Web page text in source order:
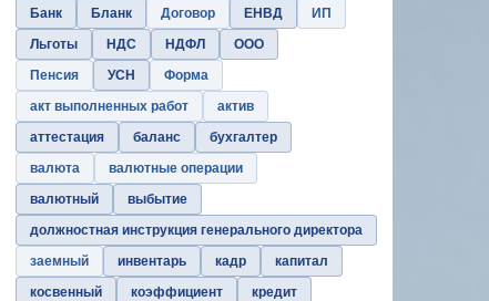
Банк Бланк Договор ЕНВД
ИП
Льготы
НДС НДФЛ
ООО
Пенсия
УСН
Форма
акт выполненных работ
актив
аттестация
баланс
бухгалтер
валюта
валютные операции
валютный
выбытие
должностная инструкция генерального директора
заемный
инвентарь кадр
капитал
косвенный
коэффициент
кредит